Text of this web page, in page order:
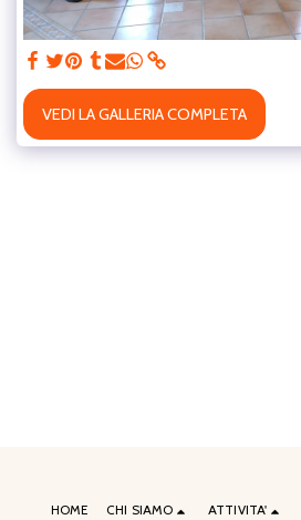
VEDI LA GALLERIA COMPLETA
HOME CHI SIAMO ATTIVITA'